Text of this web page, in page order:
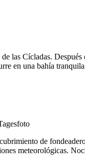
las Cícladas.
en una bahía
de
meteorológicas.